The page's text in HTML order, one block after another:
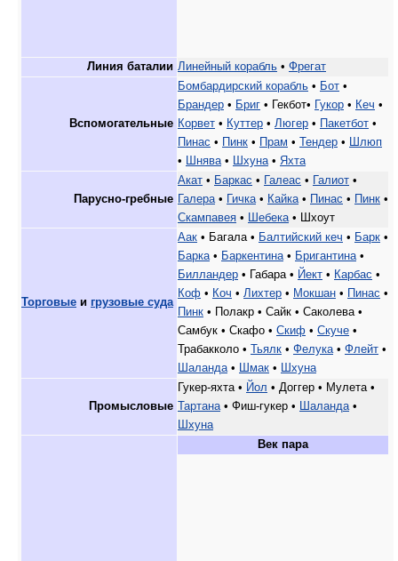
Линия баталии Линейный корабль • Фрегат
Вспомогательные
Бомбардирский корабль • Бот •
Брандер • Бриг • Гекбот• Гукор • Кеч •
Корвет • Куттер • Люгер • Пакетбот •
Пинас • Пинк • Прам • Тендер •
Шлюп
•
Шнява • Шхуна • Яхта
Парусно-гребные
Акат • Баркас • Галеас • Галиот •
Галера • Гичка • Кайка • Пинас • Пинк •
Скампавея • Шебека • Шхоут
Торговые и грузовые суда
Аак • Багала • Балтийский кеч • Барк •
Барка • Баркентина • Бригантина •
Билландер • Габара • Йект • Карбас •
Коф • Коч • Лихтер • Мокшан • Пинас •
Пинк • Полакр • Сайк • Саколева •
Самбук • Скафо • Скиф • Скуче •
Трабакколо • Тьялк • Фелука • Флейт •
Шаланда • Шмак • Шхуна
Промысловые
Гукер-яхта • Йол • Доггер • Мулета •
Тартана • Фиш-гукер • Шаланда •
Шхуна
Век пара